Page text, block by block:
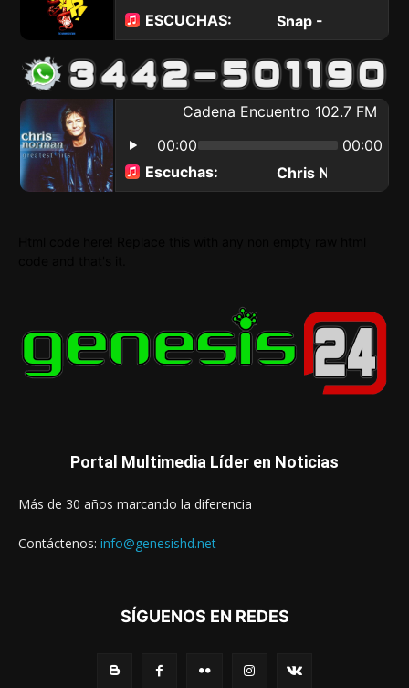
Portal Multimedia Líder en Noticias
Más de 30 años marcando la diferencia
Contáctenos: info@genesishd.net
SÍGUENOS EN REDES